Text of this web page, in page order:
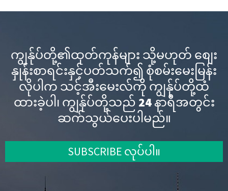
ကျွန်ုပ်တို့၏ထုတ်ကုန်များ သို့မဟုတ် စျေး
နှုန်းစာရင်းနှင့်ပတ်သက်၍ စုံစမ်းမေးမြန်း
လိုပါက သင့်အီးမေးလ်ကို ကျွန်ုပ်တို့ထံ
ထားခဲ့ပါ၊ ကျွန်ုပ်တို့သည် 24 နာရီအတွင်း
ဆက်သွယ်ပေးပါမည်။
SUBSCRIBE လုပ်ပါ။